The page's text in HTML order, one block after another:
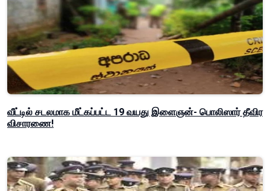
வீட்டில் சடலமாக மீட்கப்பட்ட 19 வயது இளைஞன்- பொலிஸார் தீவிர
விசாரணை!